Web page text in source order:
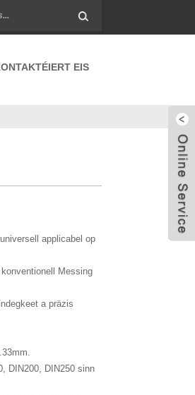
EIS
applicabel op
Messing
a präzis
DIN200, DIN250 sinn